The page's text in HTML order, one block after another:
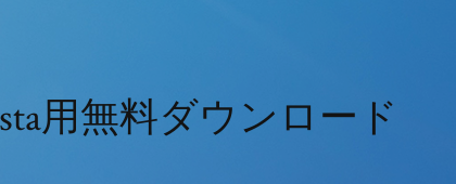
用無料ダウンロード